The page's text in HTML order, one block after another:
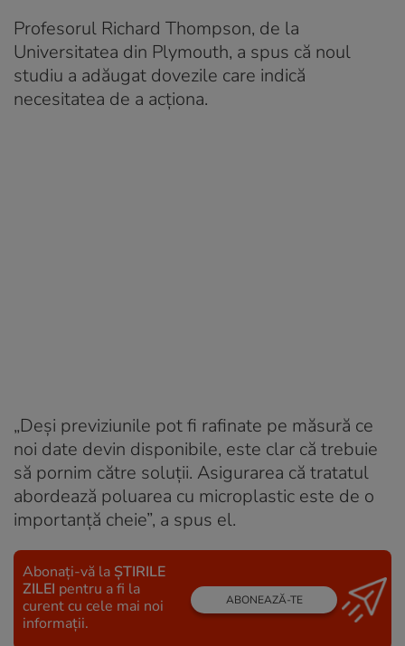
Profesorul Richard Thompson, de la
Universitatea din Plymouth, a spus că noul
studiu a adăugat dovezile care indică
necesitatea de a acționa.
„Deși previziunile pot fi rafinate pe măsură ce
noi date devin disponibile, este clar că trebuie
să pornim către soluții. Asigurarea că tratatul
abordează poluarea cu microplastic este de o
importanță cheie”, a spus el.
Abonați-vă la ȘTIRILE
ZILEI pentru a fi la
curent cu cele mai noi
informații.
ABONEAZĂ-TE